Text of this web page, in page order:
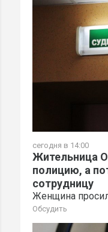
сегодня в 14:00
Жительница
полицию, а
сотрудницу
Женщина
Обсудить